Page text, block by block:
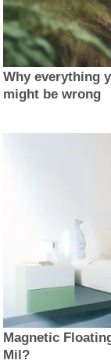
Why everything
might be wrong
Magnetic
Mil?